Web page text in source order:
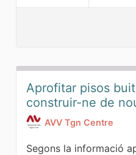
Aprofitar pisos
construir-ne de
AVV Tgn Centre
Segons la informació